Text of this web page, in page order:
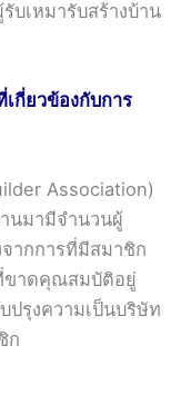
บเหมารับสร้างบ้าน
กี่ยวข้องกับการ
Association)
นมามีจำนวนผู้
ากการที่มีสมาชิก
ขาดคุณสมบัติอยู่
รุงความเป็นบริษัท
ก